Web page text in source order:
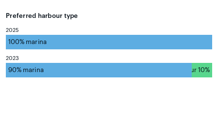
Preferred harbour type
2025
100% marina
2023
90% marina natural harbour 10%